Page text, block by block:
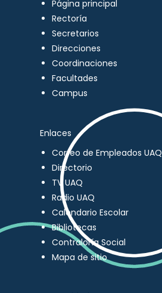
Página principal
Rectoría
Secretarios
Direcciones
Coordinaciones
Facultades
Campus
Enlaces
Correo de Empleados UAQ
Directorio
TV UAQ
Radio UAQ
Calendario Escolar
Bibliotecas
Contraloría Social
Mapa de sitio